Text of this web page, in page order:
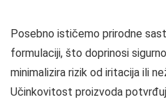
Posebno ističemo prirodne
formulaciji, što doprinosi
minimalizira rizik od iritacija ili
Učinkovitost proizvoda